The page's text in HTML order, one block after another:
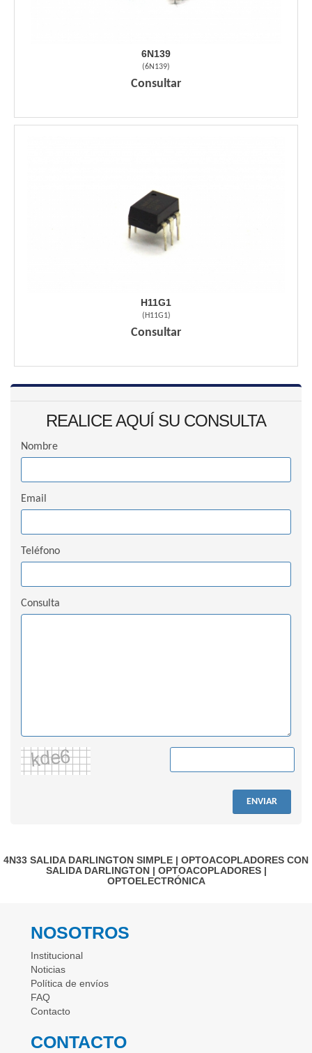
6N139
(6N139)
Consultar
H11G1
( H11G1)
Consultar
REALICE AQUÍ SU CONSULTA
Nombre
Email
Teléfono
Consulta
ENVIAR
4N33 SALIDA DARLINGTON SIMPLE | OPTOACOPLADORES CON
SALIDA DARLINGTON| OPTOACOPLADORES|
OPTOELECTRÓNICA
NOSOTROS
Institucional
Noticias
Política de envíos
FAQ
Contacto
CONTACTO